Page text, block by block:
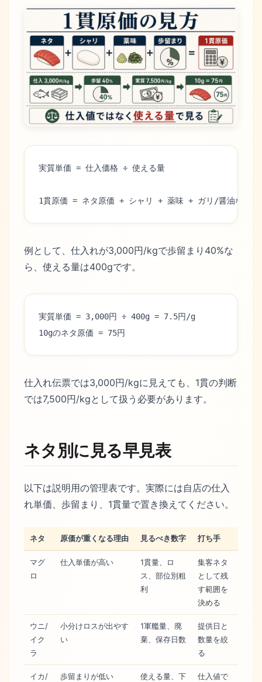
実質単価 = 仕入価格 ÷ 使える量
1貫原価 = ネタ原価 + シャリ + 薬味 + ガリ/醤油などの
例として、仕入れが3,000円/kgで歩留まり40%な
ら、使える量は400gです。
実質単価 = 3,000円 ÷ 400g = 7.5円/g
10gのネタ原価 = 75円
仕入れ伝票では3,000円/kgに見えても、1貫の判断
では7,500円/kgとして扱う必要があります。
ネタ別に見る早見表
以下は説明用の管理表です。実際には自店の仕入
れ単価、歩留まり、1貫量で置き換えてください。
ネタ 原価が重くなる理由 見るべき数字 打ち手
マグ
ロ
仕入単価が高い
1貫量、ロ
ス、部位別粗
利
集客ネタ
として残
す範囲を
決める
ウニ/
イク
ラ
小分けロスが出やす
い
1軍艦量、廃
棄、保存日数
提供日と
数量を絞
る
イカ/
歩留まりが低い
使える量、下
仕入値で